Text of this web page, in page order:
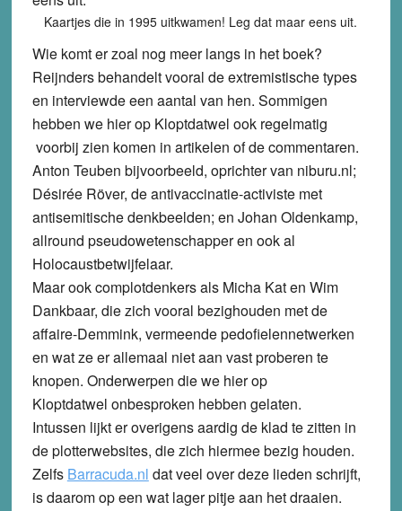
Kaartjes die in 1995 uitkwamen! Leg dat maar eens uit.
Wie komt er zoal nog meer langs in het boek?
Reijnders behandelt vooral de extremistische types
en interviewde een aantal van hen. Sommigen
hebben we hier op Kloptdatwel ook regelmatig
voorbij zien komen in artikelen of de commentaren.
Anton Teuben bijvoorbeeld, oprichter van niburu.nl;
Désirée Röver, de antivaccinatie-activiste met
antisemitische denkbeelden; en Johan Oldenkamp,
allround pseudowetenschapper en ook al
Holocaustbetwijfelaar.
Maar ook complotdenkers als Micha Kat en Wim
Dankbaar, die zich vooral bezighouden met de
affaire-Demmink, vermeende pedofielennetwerken
en wat ze er allemaal niet aan vast proberen te
knopen. Onderwerpen die we hier op
Kloptdatwel onbesproken hebben gelaten.
Intussen lijkt er overigens aardig de klad te zitten in
de plotterwebsites, die zich hiermee bezig houden.
Zelfs Barracuda.nl dat veel over deze lieden schrijft,
is daarom op een wat lager pitje aan het draaien.